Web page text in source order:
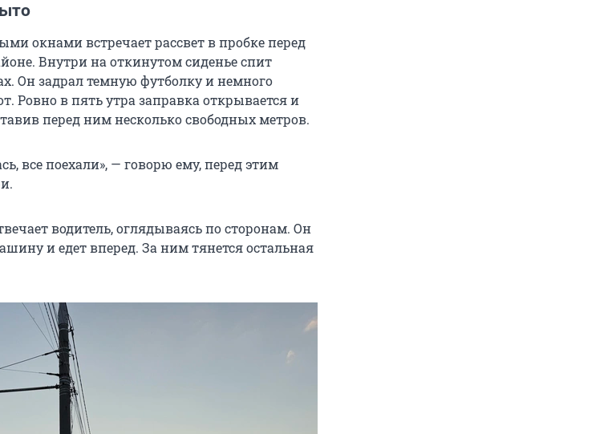
окнами встречает рассвет в пробке перед
Внутри на откинутом сиденье спит
Он задрал темную футболку и немного
Ровно в пять утра заправка открывается и
перед ним несколько свободных метров.
все поехали», — говорю ему, перед этим
водитель, оглядываясь по сторонам. Он
и едет вперед. За ним тянется остальная